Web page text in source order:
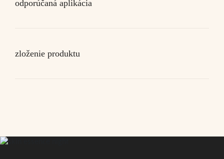
odporúčaná aplikácia
zloženie produktu